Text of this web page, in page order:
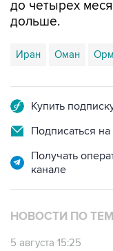
до четырех
дольше.
Иран Оман
Купить
Подписаться
Получать
канале
НОВОСТИ ПО
5 августа 15:25